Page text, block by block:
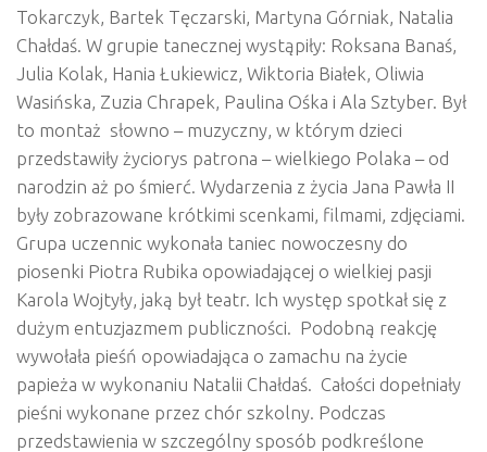
Tokarczyk, Bartek Tęczarski, Martyna Górniak, Natalia
Chałdaś. W grupie tanecznej wystąpiły: Roksana Banaś,
Julia Kolak, Hania Łukiewicz, Wiktoria Białek, Oliwia
Wasińska, Zuzia Chrapek, Paulina Ośka i Ala Sztyber. Był
to montaż słowno – muzyczny, w którym dzieci
przedstawiły życiorys patrona – wielkiego Polaka – od
narodzin aż po śmierć. Wydarzenia z życia Jana Pawła II
były zobrazowane krótkimi scenkami, filmami, zdjęciami.
Grupa uczennic wykonała taniec nowoczesny do
piosenki Piotra Rubika opowiadającej o wielkiej pasji
Karola Wojtyły, jaką był teatr. Ich występ spotkał się z
dużym entuzjazmem publiczności. Podobną reakcję
wywołała pieśń opowiadająca o zamachu na życie
papieża w wykonaniu Natalii Chałdaś. Całości dopełniały
pieśni wykonane przez chór szkolny. Podczas
przedstawienia w szczególny sposób podkreślone